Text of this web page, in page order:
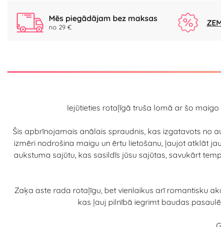
Mēs piegādājam bez maksas
no 29 €
Iejūtieties rotaļīgā truša lomā ar šo
Šis apbrīnojamais anālais spraudnis, kas izgatavots no
izmēri nodrošina maigu un ērtu lietošanu, ļaujot atklāt
aukstuma sajūtu, kas sasildīs jūsu sajūtas, savukārt
Zaķa aste rada rotaļīgu, bet vienlaikus arī romantisku
kas ļauj pilnībā iegrimt baudas